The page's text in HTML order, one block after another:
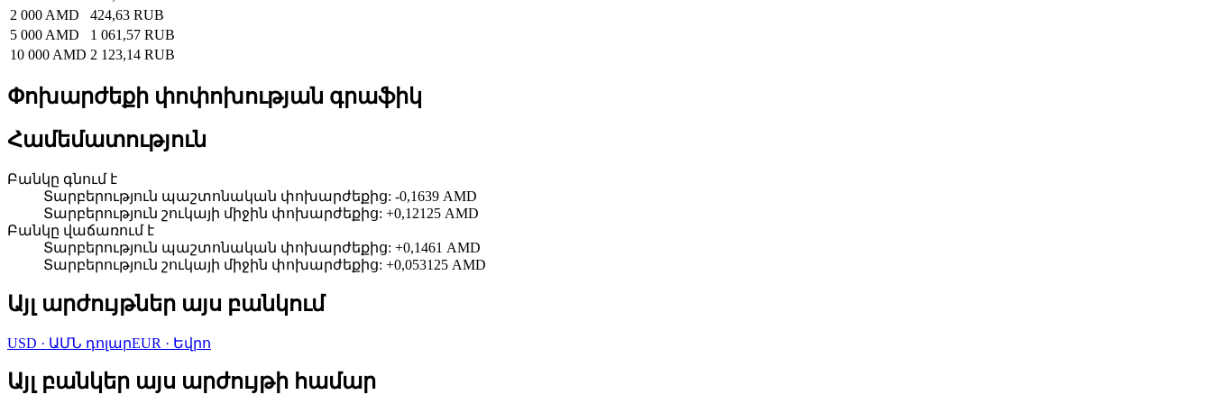
2 000 AMD
424,63 RUB
5 000 AMD
1 061,57 RUB
10 000 AMD 2 123,14 RUB
Փոխարժեքի փոփոխության գրաֆիկ
Համեմատություն
Բանկը գնում է
Տարբերություն պաշտոնական փոխարժեքից: -0,1639 AMD
Տարբերություն շուկայի միջին փոխարժեքից: +0,12125 AMD
Բանկը վաճառում է
Տարբերություն պաշտոնական փոխարժեքից: +0,1461 AMD
Տարբերություն շուկայի միջին փոխարժեքից: +0,053125 AMD
Այլ արժույթներ այս բանկում
USD · ԱՄՆ դոլարEUR · Եվրո
Այլ բանկեր այս արժույթի համար